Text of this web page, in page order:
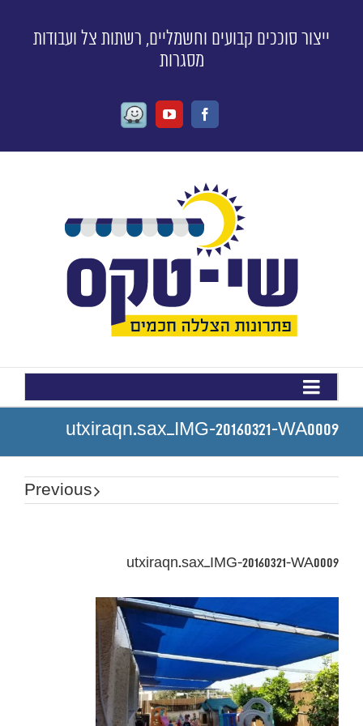
ייצור סוככים קבועים וחשמליים, רשתות צל ועבודות
מסגרות
Facebook
Youtube
Waze
utxiraqn.sax_IMG-20160321-WA0009
Previous
utxiraqn.sax_IMG-20160321-WA0009